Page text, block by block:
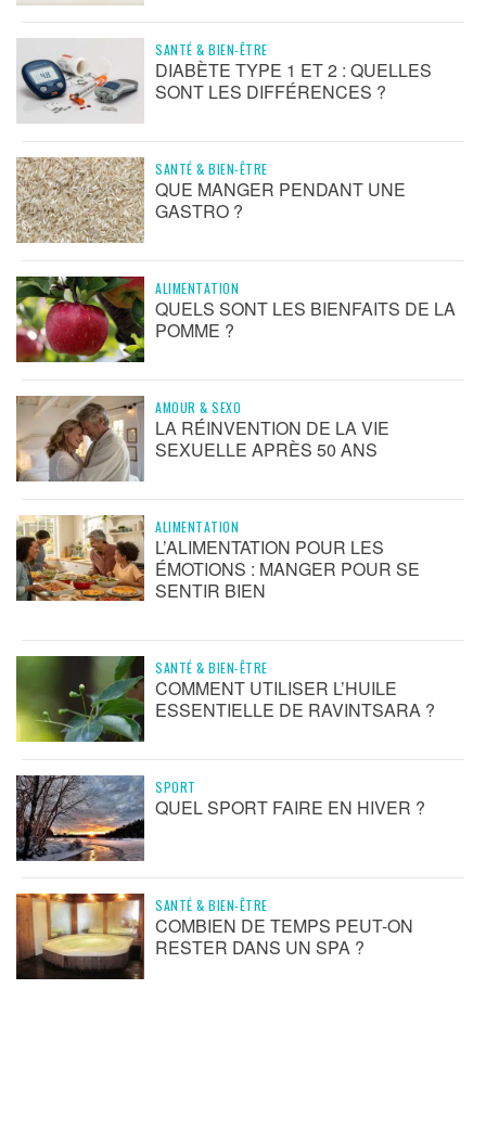
SANTÉ & BIEN-ÊTRE
DIABÈTE TYPE 1 ET 2 : QUELLES
SONT LES DIFFÉRENCES ?
SANTÉ & BIEN-ÊTRE
QUE MANGER PENDANT UNE
GASTRO ?
ALIMENTATION
QUELS SONT LES BIENFAITS DE LA
POMME ?
AMOUR & SEXO
LA RÉINVENTION DE LA VIE
SEXUELLE APRÈS 50 ANS
ALIMENTATION
L’ALIMENTATION POUR LES
ÉMOTIONS : MANGER POUR SE
SENTIR BIEN
SANTÉ & BIEN-ÊTRE
COMMENT UTILISER L’HUILE
ESSENTIELLE DE RAVINTSARA ?
SPORT
QUEL SPORT FAIRE EN HIVER ?
SANTÉ & BIEN-ÊTRE
COMBIEN DE TEMPS PEUT-ON
RESTER DANS UN SPA ?